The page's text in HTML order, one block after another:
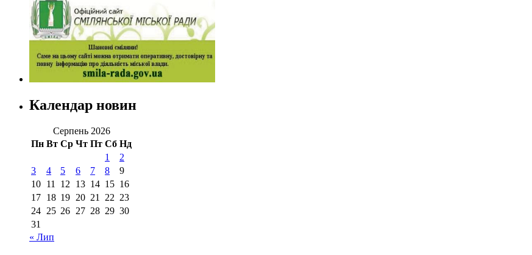
Календар новин
Серпень 2026
Пн Вт Ср Чт Пт Сб Нд
1
2
3
4 5 6 7 8
9
10 11 12 13 14 15 16
17 18 19 20 21 22 23
24 25 26 27 28 29 30
31
« Лип